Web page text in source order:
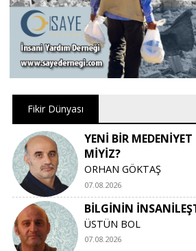
Fikir Dünyası
YENİ BİR
MİYİZ?
ORHAN GÖKTAŞ
07.08.2026
BİLGİNİN
ÜSTÜN BOL
07.08.2026